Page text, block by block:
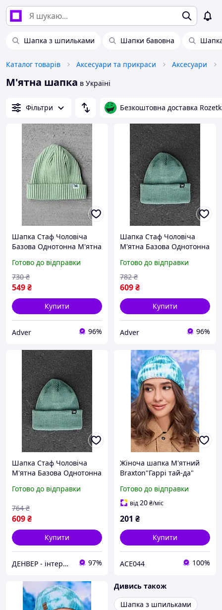
Шапка з шпильками Шапки бавовна
Каталог товарів Аксесуари та прикраси Аксесуари
М'ятна шапка в Україні
Фільтри Безкоштовна доставка
Шапка Стаф Чоловіча
Базова Однотонна М'ятна
Готово до відправки
549₴
730 ₴
Купити
Adver 96%
Шапка Стаф Чоловіча
М'ятна Базова Однотонна
Готово до відправки
609₴
782 ₴
Купити
Adver 96%
Шапка Стаф Чоловіча
М'ятна Базова Однотонна
Готово до відправки
609₴
764 ₴
Купити
ДЕНВЕР - інтернет-магазин преміальної якості та доступних цін! 97%
Жіноча шапка М'ятний
Braxton"Гаррі тай-да"
Готово до відправки
від20₴/міс
201 ₴
Купити
ACE044 100%
Дивись також
Шапка з шпильками